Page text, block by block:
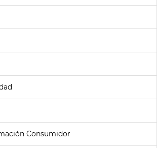
Consumidor